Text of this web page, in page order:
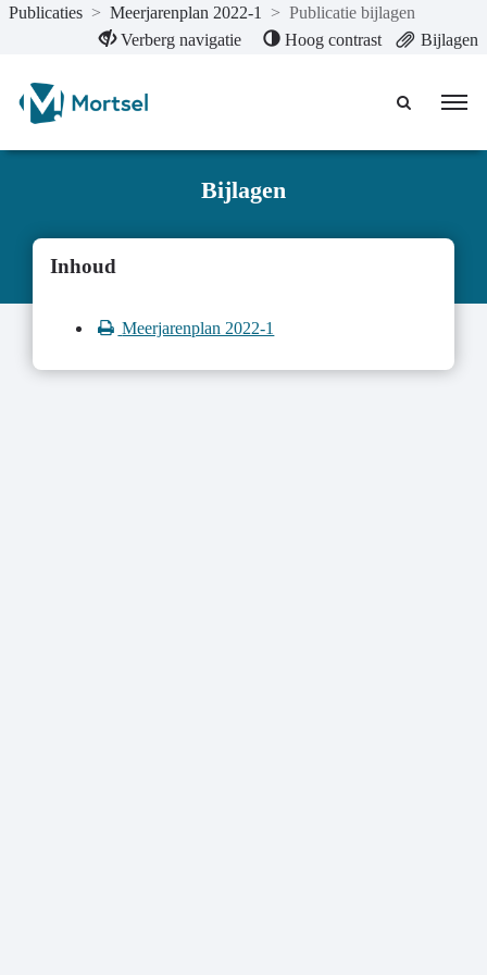
Naar hoofdinhoud
Publicaties > Meerjarenplan 2022-1 > Publicatie bijlagen
Verberg navigatie
Hoog contrast Bijlagen
Bijlagen
Inhoud
Meerjarenplan 2022-1